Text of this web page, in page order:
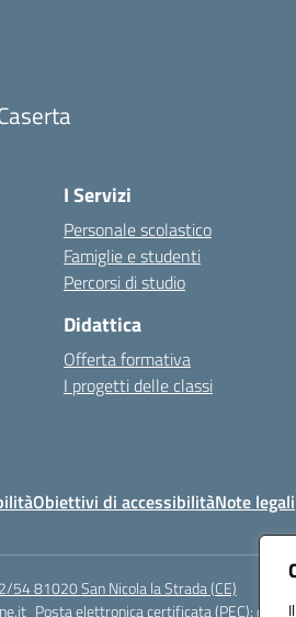
I Servizi
Personale scolastico
Famiglie e studenti
Percorsi di studio
Didattica
Offerta formativa
I progetti delle classi
Obiettivi di accessibilitàNote legali
54 81020 San Nicola la Strada (CE)
Posta elettronica certificata (PEC):